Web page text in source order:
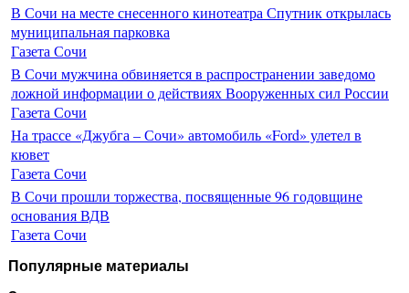
В Сочи на месте снесенного кинотеатра Спутник открылась
муниципальная парковка
Газета Сочи
В Сочи мужчина обвиняется в распространении заведомо
ложной информации о действиях Вооруженных сил России
Газета Сочи
На трассе «Джубга – Сочи» автомобиль «Ford» улетел в
кювет
Газета Сочи
В Сочи прошли торжества, посвященные 96 годовщине
основания ВДВ
Газета Сочи
Популярные материалы